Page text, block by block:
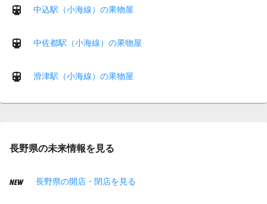
中込駅（小海線）の果物屋
中佐都駅（小海線）の果物屋
滑津駅（小海線）の果物屋
長野県の未来情報を見る
長野県の開店・閉店を見る